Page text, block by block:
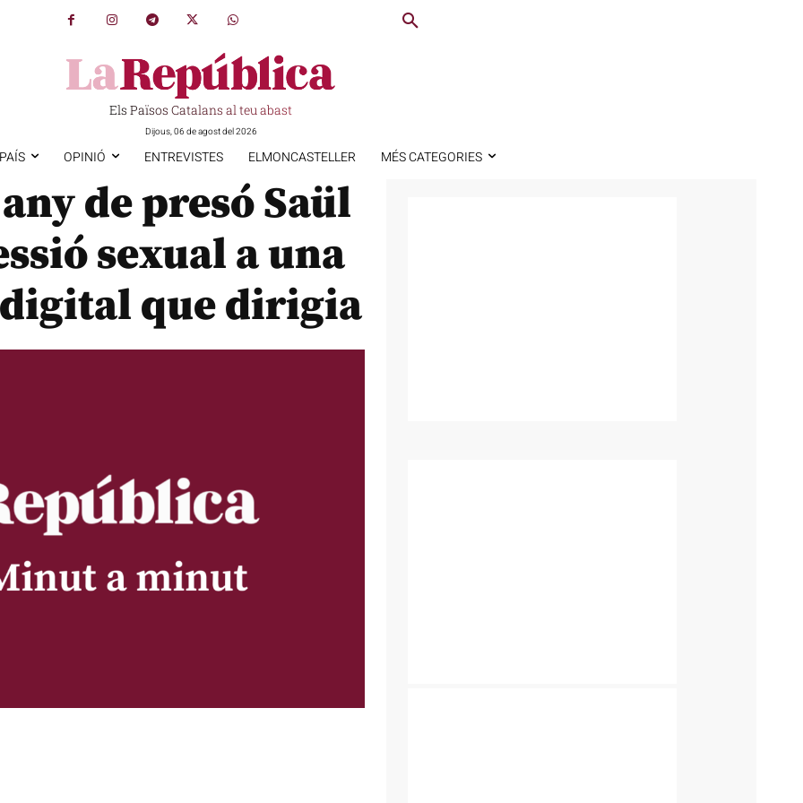
Els Països Catalans al teu abast
Dijous, 06 de agost del 2026
OPINIÓ ENTREVISTES ELMONCASTELLER MÉS CATEGORIES
de presó Saül
sexual a una
que dirigia